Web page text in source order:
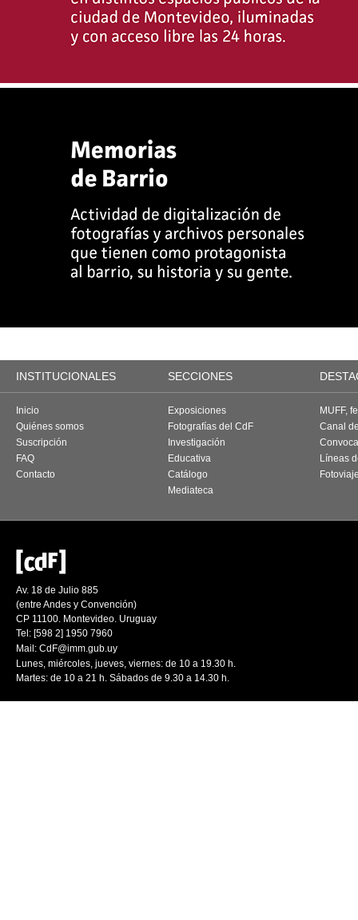
INSTITUCIONALES SECCIONES
Inicio
Quiénes somos
Suscripción
FAQ
Contacto
Exposiciones
Fotografías del CdF
Investigación
Educativa
Catálogo
Mediateca
MUFF,
Canal
Líneas
Av. 18 de Julio 885
(entre Andes y Convención)
CP 11100. Montevideo. Uruguay
Tel: [598 2] 1950 7960
Mail: CdF@imm.gub.uy
Lunes, miércoles, jueves, viernes: de 10 a 19.30 h.
Martes: de 10 a 21 h. Sábados de 9.30 a 14.30 h.